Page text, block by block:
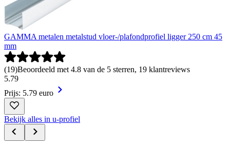
GAMMA metalen metalstud vloer-/plafondprofiel ligger 250 cm 45
mm
(19)Beoordeeld met 4.8 van de 5 sterren, 19 klantreviews
5.79
Prijs: 5.79 euro
Bekijk alles in u-profiel